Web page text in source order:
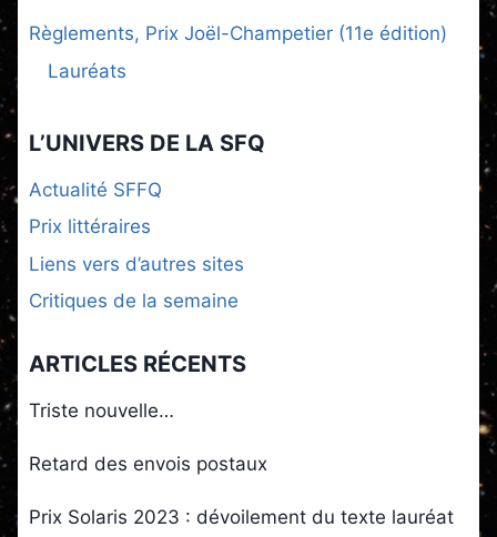
Règlements, Prix Joël-Champetier (11e édition)
Lauréats
L’UNIVERS DE LA SFQ
Actualité SFFQ
Prix littéraires
Liens vers d’autres sites
Critiques de la semaine
ARTICLES RÉCENTS
Triste nouvelle…
Retard des envois postaux
Prix Solaris 2023 : dévoilement du texte lauréat